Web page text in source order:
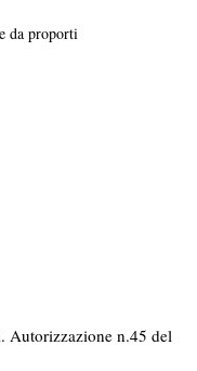
da proporti
Autorizzazione n.45 del